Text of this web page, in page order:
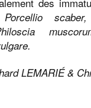
Porcellio scaber,
LEMARIÉ &